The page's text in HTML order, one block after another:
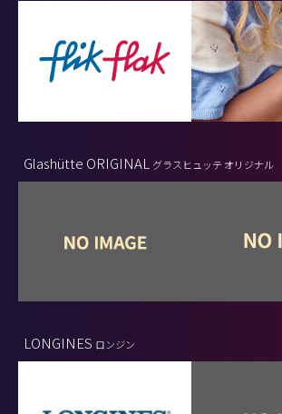
Glashütte ORIGINAL グラスヒュッテ オリジナル
LONGINES ロンジン